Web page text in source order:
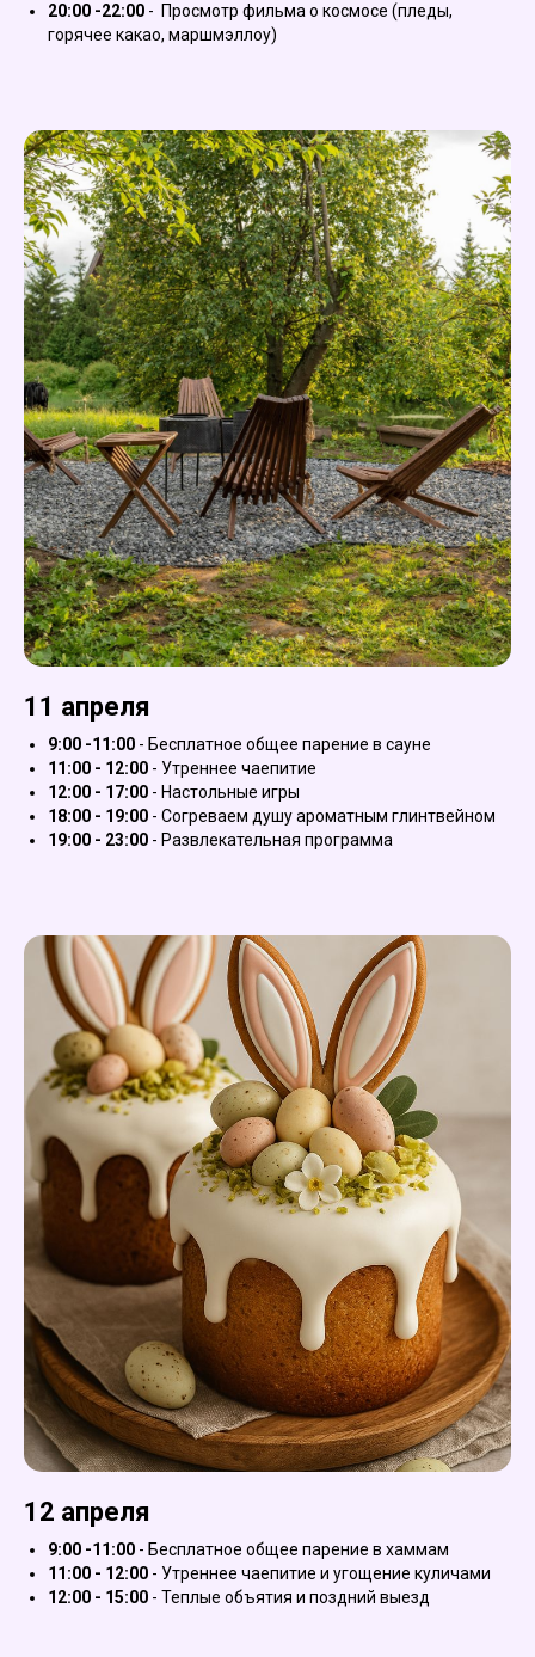
20:00 -22:00 - Просмотр фильма о космосе (пледы,
горячее какао, маршмэллоу)
11 апреля
9:00 -11:00 - Бесплатное общее парение в сауне
11:00 - 12:00 - Утреннее чаепитие
12:00 - 17:00 - Настольные игры
18:00 - 19:00 - Согреваем душу ароматным глинтвейном
19:00 - 23:00 - Развлекательная программа
12 апреля
9:00 -11:00 - Бесплатное общее парение в хаммам
11:00 - 12:00 - Утреннее чаепитие и угощение куличами
12:00 - 15:00 - Теплые объятия и поздний выезд